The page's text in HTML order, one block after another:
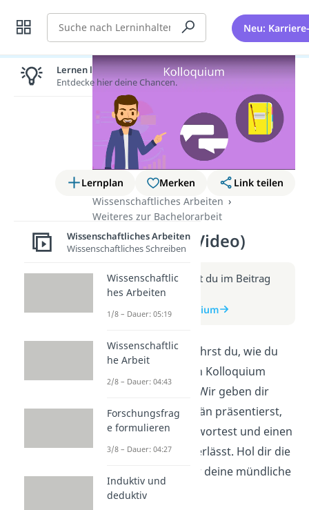
Suche Neu:
Lernplan Merken
Link teilen
Wissenschaftliches Arbeiten
Weiteres zur Bachelorarbeit
Kolloquium (Video)
Weitere Infos erhältst du im Beitrag
zum Video
zum Beitrag: Kolloquium
In diesem Video erfährst du, wie du
dich optimal auf dein Kolloquium
vorbereiten kannst. Wir geben dir
Tipps, wie du souverän präsentierst,
Fragen sicher beantwortest und einen
guten Eindruck hinterlässt. Hol dir die
wichtigsten Infos für deine mündliche
Prüfung!
Lernen lohnt sich!
Entdecke hier deine Chancen.
Wissenschaftliches Arbeiten
Wissenschaftliches Schreiben
Wissenschaftlic
hes Arbeiten
1/8 – Dauer: 05:19
Wissenschaftlic
he Arbeit
2/8 – Dauer: 04:43
Forschungsfrag
e formulieren
3/8 – Dauer: 04:27
Induktiv und
deduktiv